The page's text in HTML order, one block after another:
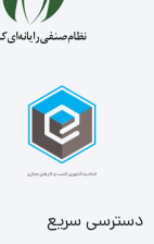
دسترسی سریع